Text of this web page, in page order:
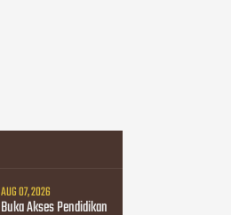
AUG 07, 2026
Buka Akses Pendidikan